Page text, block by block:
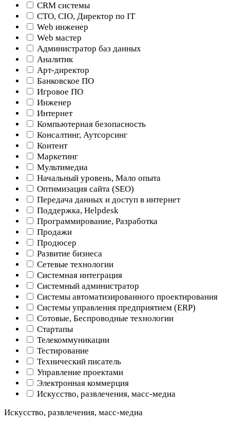
CRM системы
CTO, CIO, Директор по IT
Web инженер
Web мастер
Администратор баз данных
Аналитик
Арт-директор
Банковское ПО
Игровое ПО
Инженер
Интернет
Компьютерная безопасность
Консалтинг, Аутсорсинг
Контент
Маркетинг
Мультимедиа
Начальный уровень, Мало опыта
Оптимизация сайта (SEO)
Передача данных и доступ в интернет
Поддержка, Helpdesk
Программирование, Разработка
Продажи
Продюсер
Развитие бизнеса
Сетевые технологии
Системная интеграция
Системный администратор
Системы автоматизированного проектирования
Системы управления предприятием (ERP)
Сотовые, Беспроводные технологии
Стартапы
Телекоммуникации
Тестирование
Технический писатель
Управление проектами
Электронная коммерция
Искусство, развлечения, масс-медиа
Искусство, развлечения, масс-медиа